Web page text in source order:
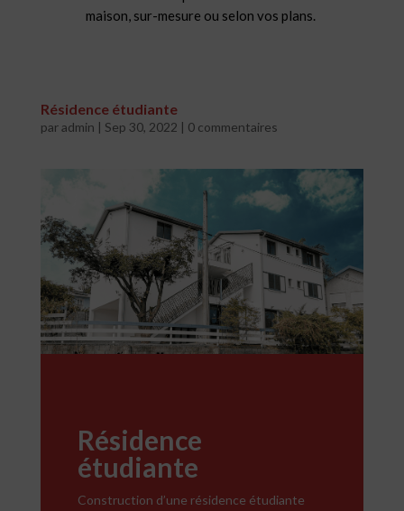
maison, sur-mesure ou selon vos plans.
Résidence étudiante
paradmin | Sep 30, 2022 | 0 commentaires
Résidence
étudiante
Construction d’une résidence étudiante